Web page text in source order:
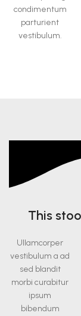
condimentum
parturient
vestibulum.
This
Ullamcorper
vestibulum a ad
sed blandit
morbi curabitur
ipsum
bibendum